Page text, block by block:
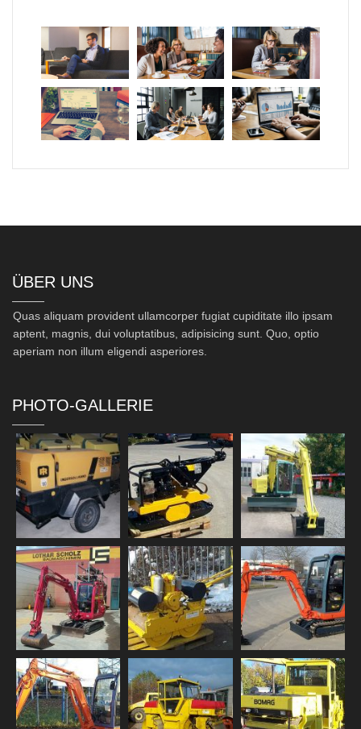
ÜBER UNS
Quas aliquam provident ullamcorper fugiat cupiditate illo ipsam
aptent, magnis, dui voluptatibus, adipisicing sunt. Quo, optio
aperiam non illum eligendi asperiores.
PHOTO-GALLERIE